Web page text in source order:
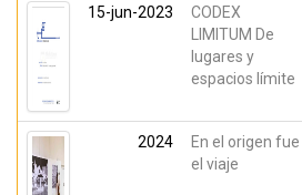
15-jun-2023
CODEX
LIMITUM De
lugares y
espacios límite
2024
En el origen fue
el viaje